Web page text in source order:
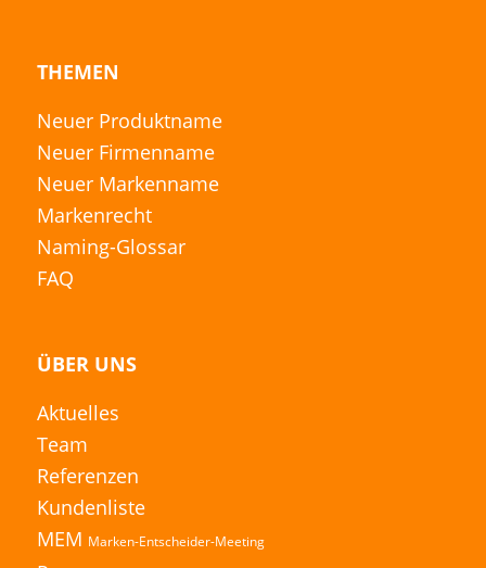
THEMEN
Neuer Produktname
Neuer Firmenname
Neuer Markenname
Markenrecht
Naming-Glossar
FAQ
ÜBER UNS
Aktuelles
Team
Referenzen
Kundenliste
MEM Marken-Entscheider-Meeting